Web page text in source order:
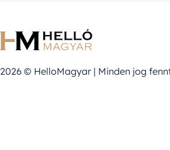
2026 © HelloMagyar | Minden jog